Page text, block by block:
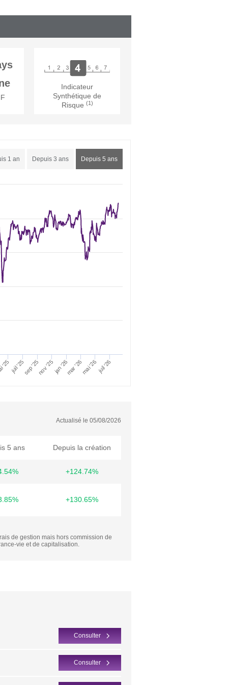
Indicateur
Synthétique de
Risque (1)
1 an Depuis 3 ans Depuis 5 ans
juil '25sep '25nov '25jan '26mar '26mai '26juil '26
Actualisé le 05/08/2026
5 ans Depuis la création
+124.74%
+130.65%
de gestion mais hors commission de
vie et de capitalisation.
Consulter
Consulter